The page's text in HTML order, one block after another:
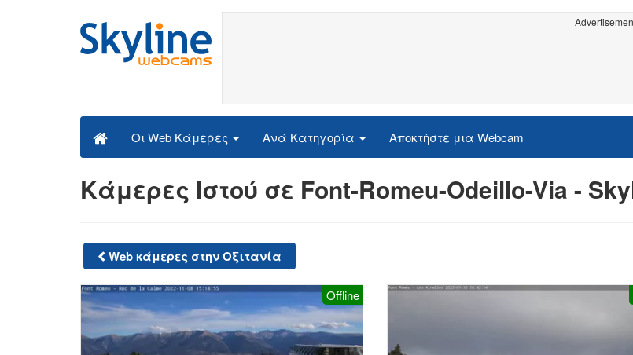
Οι Web Κάμερες Ανά Κατηγορία Αποκτήστε μια Webcam
Κάμερες Ιστού σε Font-Romeu-Odeillo-Via -
Web κάμερες στην Οξιτανία
Offline